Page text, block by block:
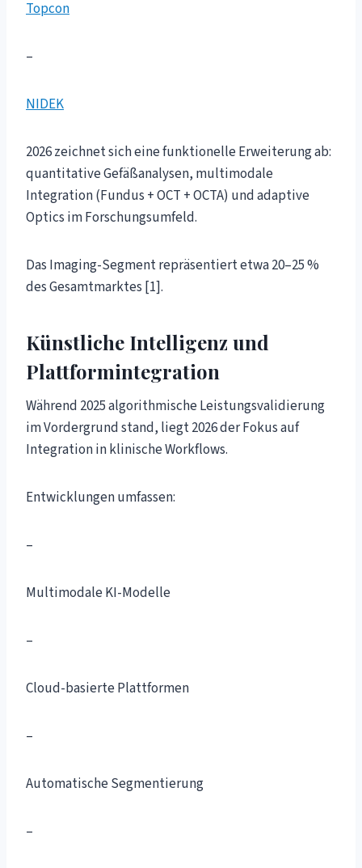
Topcon
–
NIDEK
2026 zeichnet sich eine funktionelle Erweiterung ab:
quantitative Gefäßanalysen, multimodale
Integration (Fundus + OCT + OCTA) und adaptive
Optics im Forschungsumfeld.
Das Imaging-Segment repräsentiert etwa 20–25 %
des Gesamtmarktes [1].
Künstliche Intelligenz und
Plattformintegration
Während 2025 algorithmische Leistungsvalidierung
im Vordergrund stand, liegt 2026 der Fokus auf
Integration in klinische Workflows.
Entwicklungen umfassen:
–
Multimodale KI-Modelle
–
Cloud-basierte Plattformen
–
Automatische Segmentierung
–